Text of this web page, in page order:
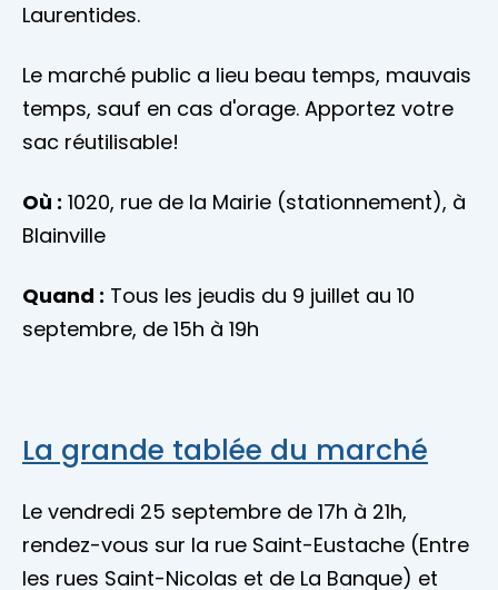
Laurentides.
Le marché public a lieu beau temps, mauvais
temps, sauf en cas d'orage. Apportez votre
sac réutilisable!
Où : 1020, rue de la Mairie (stationnement), à
Blainville
Quand : Tous les jeudis du 9 juillet au 10
septembre, de 15h à 19h
La grande tablée du marché
Le vendredi 25 septembre de 17h à 21h,
rendez-vous sur la rue Saint-Eustache (Entre
les rues Saint-Nicolas et de La Banque) et